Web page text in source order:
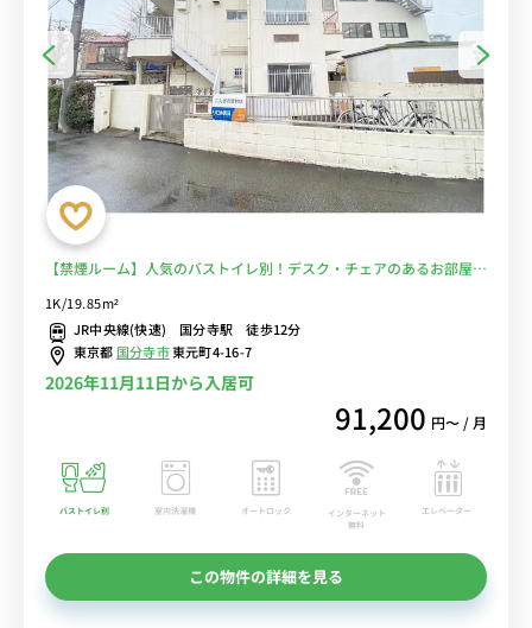
【禁煙ルーム】人気のバストイレ別！デスク・チェアのあるお部屋/
央線利用で吉祥寺駅や中野駅へ乗り換えなしでアクセス■選べるWi-
Fi格安レンタル中！
1K/19.85m²
JR中央線(快速) 国分寺駅 徒歩12分
東京都 国分寺市東元町4-16-7
2026年11月11日から入居可
91,200 円〜 / 月
バストイレ別 室内洗濯機 オートロック
インターネット
無料
エレベーター
この物件の詳細を見る